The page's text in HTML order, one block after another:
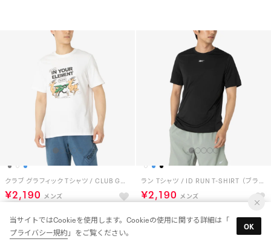
クラブ グラフィック Tシャツ / CLUB GRAPHIC TEE （ホワイト）
￥2,190
ラン Tシャツ / ID RUN T-SHIRT （ブラック）
￥2,190
当サイトではCookieを使用します。Cookieの使用に関する詳細は「
プライバシー規約 」をご覧ください。
OK